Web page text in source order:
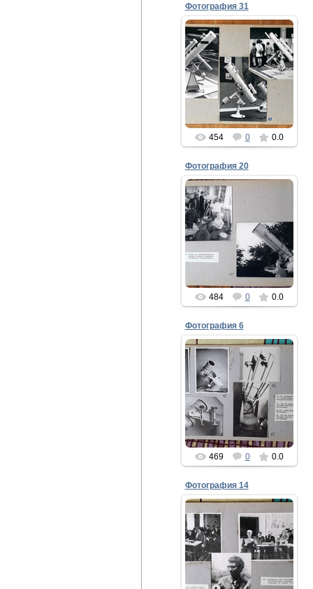
Фотография 31
24.08.2021
gor-fidel
454 0 0.0
Фотография 20
24.08.2021
68-68а. Кадры из
телевизионного фильма
"Внуки Галилея". /
Пермское телевидение/.
gor-fidel
484 0 0.0
Фотография 6
24.08.2021
11-15. Василенко Н.П. /г.
Невинномыск,
Ставропольский край/.
11. 100-мм рефлектор
системы Ньютона-
Кассенрена. ...
gor-fidel
469 0 0.0
Фотография 14
24.08.2021
45,46. 5-ый коллоквиум по
любительскому
телескопостроению /г.
Баку, 1976г./.
47. Кириченко В.И.
фотографирует ...